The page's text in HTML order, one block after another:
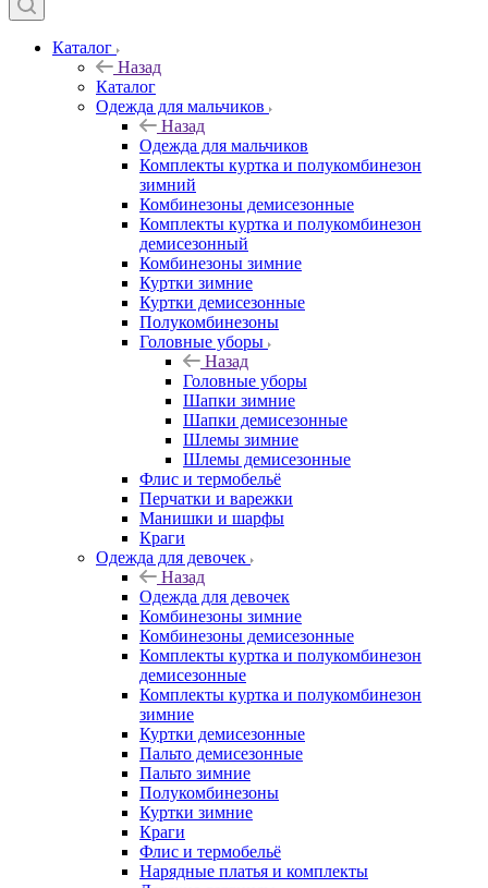
Каталог
Назад
Каталог
Одежда для мальчиков
Назад
Одежда для мальчиков
Комплекты куртка и полукомбинезон
зимний
Комбинезоны демисезонные
Комплекты куртка и полукомбинезон
демисезонный
Комбинезоны зимние
Куртки зимние
Куртки демисезонные
Полукомбинезоны
Головные уборы
Назад
Головные уборы
Шапки зимние
Шапки демисезонные
Шлемы зимние
Шлемы демисезонные
Флис и термобельё
Перчатки и варежки
Манишки и шарфы
Краги
Одежда для девочек
Назад
Одежда для девочек
Комбинезоны зимние
Комбинезоны демисезонные
Комплекты куртка и полукомбинезон
демисезонные
Комплекты куртка и полукомбинезон
зимние
Куртки демисезонные
Пальто демисезонные
Пальто зимние
Полукомбинезоны
Куртки зимние
Краги
Флис и термобельё
Нарядные платья и комплекты